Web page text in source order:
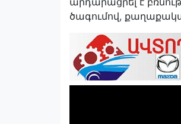
ծագումով,